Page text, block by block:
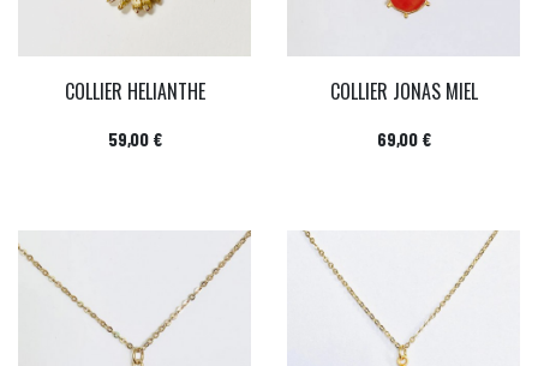
COLLIER HELIANTHE
Prix
59,00 €
COLLIER JONAS MIEL
Prix
69,00 €